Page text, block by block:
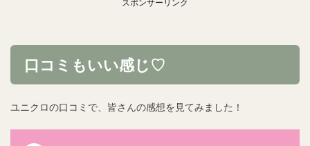
スポンサーリンク
口コミもいい感じ♡
ユニクロの口コミで、皆さんの感想を見てみました！